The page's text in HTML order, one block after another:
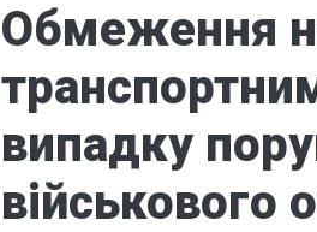
Обмеження
випадку
військового